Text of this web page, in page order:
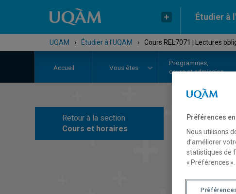
Étudier à
UQAM › Étudier à l'UQAM › Cours REL7071 | Lectures
Accueil Vous êtes
Programmes,
cours et admission
Retour à la section
Cours et horaires
Préférences
Nous utilisons
d’améliorer
statistiques de
« Préférences ».